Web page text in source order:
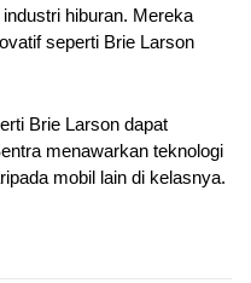
hiburan. Mereka
seperti Brie Larson
Brie Larson dapat
menawarkan teknologi
mobil lain di kelasnya.